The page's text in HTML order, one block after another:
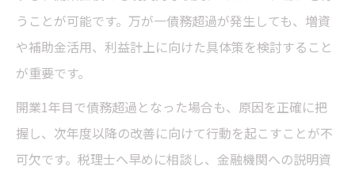
うことが可能です。万が一債務超過が発生しても、増資
や補助金活用、利益計上に向けた具体策を検討すること
が重要です。
開業1年目で債務超過となった場合も、原因を正確に把
握し、次年度以降の改善に向けて行動を起こすことが不
可欠です。税理士へ早めに相談し、金融機関への説明資